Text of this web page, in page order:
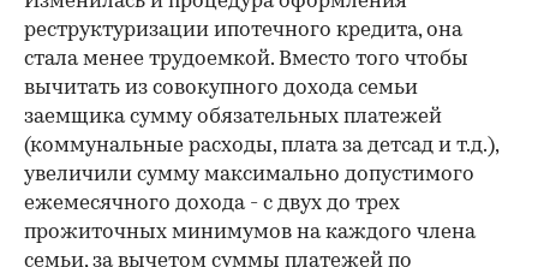
реструктуризации ипотечного кредита, она
стала менее трудоемкой. Вместо того чтобы
вычитать из совокупного дохода семьи
заемщика сумму обязательных платежей
(коммунальные расходы, плата за детсад и т.д.),
увеличили сумму максимально допустимого
ежемесячного дохода - с двух до трех
прожиточных минимумов на каждого члена
семьи, за вычетом суммы платежей по